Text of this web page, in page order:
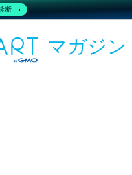
マガジン
断